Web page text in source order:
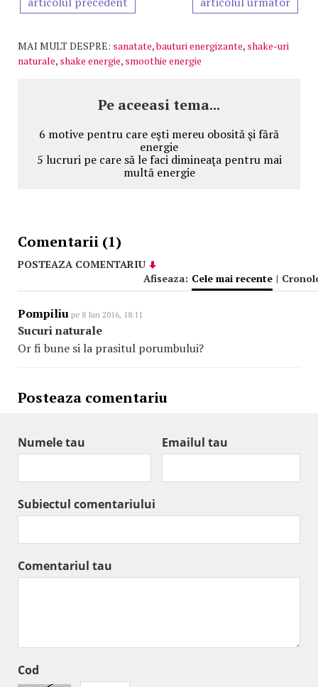
MAI MULT DESPRE: sanatate,bauturi energizante, shake-uri
naturale, shake energie, smoothie energie
Pe aceeasi tema...
6 motive pentru care eşti mereu obosită şi fără
energie
5 lucruri pe care să le faci dimineaţa pentru mai
multă energie
Comentarii (1)
POSTEAZA COMENTARIU
Afiseaza: Cele mai recente |
Pompiliu pe 8 Iun 2016, 18:11
Sucuri naturale
Or fi bune si la prasitul porumbului?
Posteaza comentariu
Numele tau Emailul tau
Subiectul comentariului
Comentariul tau
Cod